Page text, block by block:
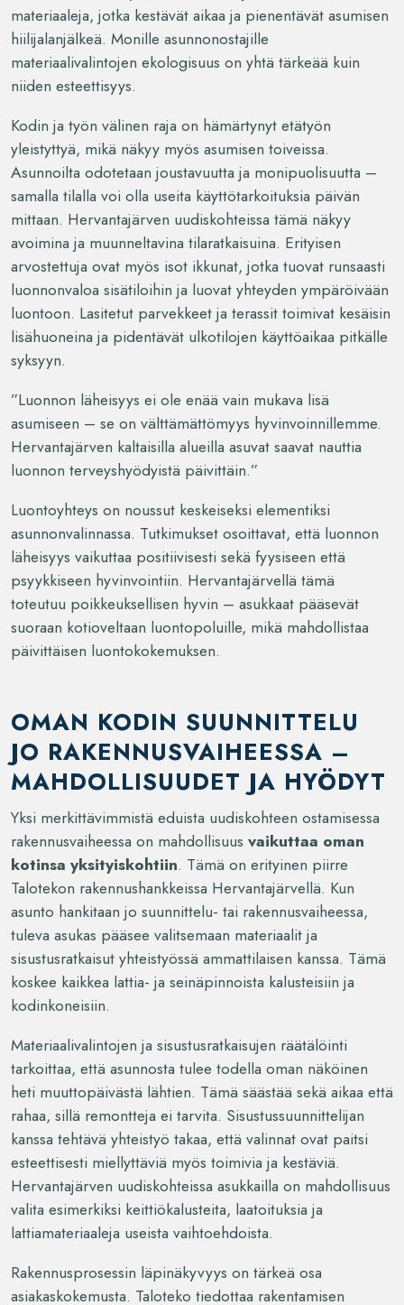
materiaaleja, jotka kestävät aikaa ja pienentävät asumisen
hiilijalanjälkeä. Monille asunnonostajille
materiaalivalintojen ekologisuus on yhtä tärkeää kuin
niiden esteettisyys.
Kodin ja työn välinen raja on hämärtynyt etätyön
yleistyttyä, mikä näkyy myös asumisen toiveissa.
Asunnoilta odotetaan joustavuutta ja monipuolisuutta –
samalla tilalla voi olla useita käyttötarkoituksia päivän
mittaan. Hervantajärven uudiskohteissa tämä näkyy
avoimina ja muunneltavina tilaratkaisuina. Erityisen
arvostettuja ovat myös isot ikkunat, jotka tuovat runsaasti
luonnonvaloa sisätiloihin ja luovat yhteyden ympäröivään
luontoon. Lasitetut parvekkeet ja terassit toimivat kesäisin
lisähuoneina ja pidentävät ulkotilojen käyttöaikaa pitkälle
syksyyn.
”Luonnon läheisyys ei ole enää vain mukava lisä
asumiseen – se on välttämättömyys hyvinvoinnillemme.
Hervantajärven kaltaisilla alueilla asuvat saavat nauttia
luonnon terveyshyödyistä päivittäin.”
Luontoyhteys on noussut keskeiseksi elementiksi
asunnonvalinnassa. Tutkimukset osoittavat, että luonnon
läheisyys vaikuttaa positiivisesti sekä fyysiseen että
psyykkiseen hyvinvointiin. Hervantajärvellä tämä
toteutuu poikkeuksellisen hyvin – asukkaat pääsevät
suoraan kotioveltaan luontopoluille, mikä mahdollistaa
päivittäisen luontokokemuksen.
OMAN KODIN SUUNNITTELU
JO RAKENNUSVAIHEESSA –
MAHDOLLISUUDET JA HYÖDYT
Yksi merkittävimmistä eduista uudiskohteen ostamisessa
rakennusvaiheessa on mahdollisuus vaikuttaa oman
kotinsa yksityiskohtiin. Tämä on erityinen piirre
Talotekon rakennushankkeissa Hervantajärvellä. Kun
asunto hankitaan jo suunnittelu- tai rakennusvaiheessa,
tuleva asukas pääsee valitsemaan materiaalit ja
sisustusratkaisut yhteistyössä ammattilaisen kanssa. Tämä
koskee kaikkea lattia- ja seinäpinnoista kalusteisiin ja
kodinkoneisiin.
Materiaalivalintojen ja sisustusratkaisujen räätälöinti
tarkoittaa, että asunnosta tulee todella oman näköinen
heti muuttopäivästä lähtien. Tämä säästää sekä aikaa että
rahaa, sillä remontteja ei tarvita. Sisustussuunnittelijan
kanssa tehtävä yhteistyö takaa, että valinnat ovat paitsi
esteettisesti miellyttäviä myös toimivia ja kestäviä.
Hervantajärven uudiskohteissa asukkailla on mahdollisuus
valita esimerkiksi keittiökalusteita, laatoituksia ja
lattiamateriaaleja useista vaihtoehdoista.
Rakennusprosessin läpinäkyvyys on tärkeä osa
asiakaskokemusta. Taloteko tiedottaa rakentamisen